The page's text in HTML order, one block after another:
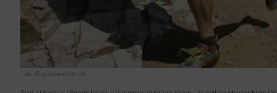
Foto: © graubuenden.ch